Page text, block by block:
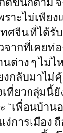
าะไม่เพีย
ศจีน ที่ได้
จากที่เคย
าง ๆ ไม่ไ
งกลับมาไ
ที่ยวกลุ่มนี้
“เพื่อนบ้า
ารเมือง ถื